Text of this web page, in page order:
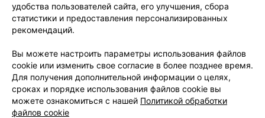
Пользовательское соглашение
Способы оплаты
Партнеры
Написать в поддержку
Персональные настройки cookie
Обработка персональных данных
удобства пользователей сайта, его улучшения, сбора
статистики и предоставления персонализированных
рекомендаций.
Вы можете настроить параметры использования файлов
cookie или изменить свое согласие в более позднее время.
Для получения дополнительной информации о целях,
сроках и порядке использования файлов cookie вы
можете ознакомиться с нашей Политикой обработки
файлов cookie